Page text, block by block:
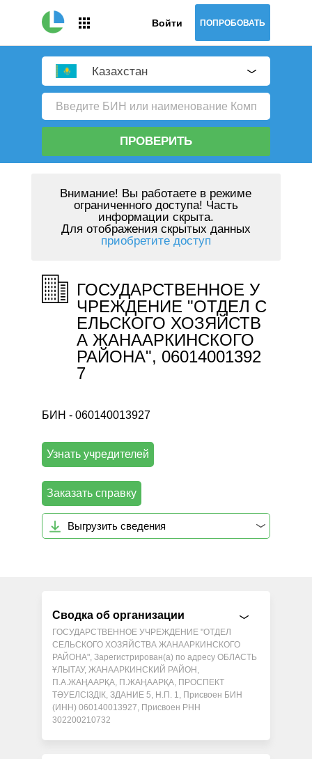
Войти ПОПРОБОВАТЬ
Казахстан
ПРОВЕРИТЬ
Внимание! Вы работаете в режиме
ограниченного доступа! Часть
информации скрыта.
Для отображения скрытых данных
приобретите доступ
ГОСУДАРСТВЕННОЕ У
ЧРЕЖДЕНИЕ "ОТДЕЛ С
ЕЛЬСКОГО ХОЗЯЙСТВ
А ЖАНААРКИНСКОГО
РАЙОНА", 06014001392
7
БИН - 060140013927
Узнать учредителей
Заказать справку
Выгрузить сведения
Сводка об организации
ГОСУДАРСТВЕННОЕ УЧРЕЖДЕНИЕ "ОТДЕЛ
СЕЛЬСКОГО ХОЗЯЙСТВА ЖАНААРКИНСКОГО
РАЙОНА", Зарегистрирован(а) по адресу ОБЛАСТЬ
ҰЛЫТАУ, ЖАНААРКИНСКИЙ РАЙОН,
П.А.ЖАҢААРҚА, П.ЖАҢААРҚА, ПРОСПЕКТ
ТӘУЕЛСІЗДІК, ЗДАНИЕ 5, Н.П. 1, Присвоен БИН
(ИНН) 060140013927, Присвоен РНН
302200210732